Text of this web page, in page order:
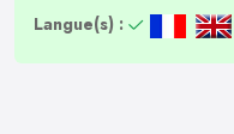
Langue(s) :